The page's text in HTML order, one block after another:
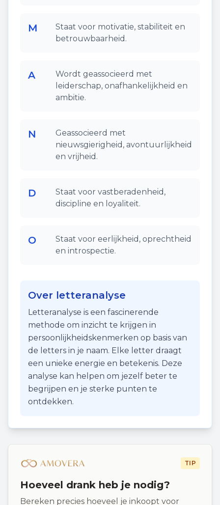
M
Staat voor motivatie, stabiliteit en
betrouwbaarheid.
A
Wordt geassocieerd met
leiderschap, onafhankelijkheid en
ambitie.
N
Geassocieerd met
nieuwsgierigheid, avontuurlijkheid
en vrijheid.
D
Staat voor vastberadenheid,
discipline en loyaliteit.
O
Staat voor eerlijkheid, oprechtheid
en introspectie.
Over letteranalyse
Letteranalyse is een fascinerende
methode om inzicht te krijgen in
persoonlijkheidskenmerken op basis van
de letters in je naam. Elke letter draagt
een unieke energie en betekenis. Deze
analyse kan helpen om jezelf beter te
begrijpen en je sterke punten te
ontdekken.
TIP
Hoeveel drank heb je nodig?
Bereken precies hoeveel je inkoopt voor